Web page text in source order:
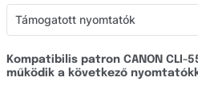
Támogatott nyomtatók
Részletes leírás
Kompatibilis patron CANON CLI-
működik a következő